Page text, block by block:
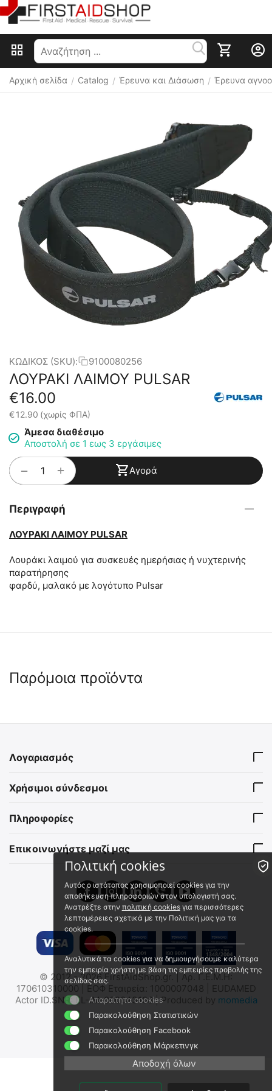
Αρχική σελίδα / Catalog / Έρευνα και Διάσωση / Έρευνα
ΚΩΔΙΚΟΣ (SKU): 9100080256
ΛΟΥΡΑΚΙ ΛΑΙΜΟΥ PULSAR
€16.00
€12.90 (χωρίς ΦΠΑ)
Άμεσα διαθέσιμο
Αποστολή σε 1 εως 3 εργάσιμες
+
− Αγορά
Περιγραφή
ΛΟΥΡΑΚΙ ΛΑΙΜΟΥ PULSAR
Λουράκι λαιμού για συσκευές ημερήσιας ή νυχτερινής
παρατήρησης
φαρδύ, μαλακό με λογότυπο Pulsar
Παρόμοια προϊόντα
Κάλυμμα βροχής για
YUKON DNV Signal RT
Άμεσα διαθέσιμο
εργάσιμες
(χωρίς ΦΠΑ)
Μπαταρία επαναφ. PULSAR
€49.00
€ 39.52
⛟
ΔΑΧΤΥΛΙΔΙ ΠΡΟΣΑΡΜΟΓΗΣ
Thermal Imaging Front
Attachment KRYPTON &
PROTON, PSP-50
9100080404
Άμεσα διαθέσιμο
Αποστολή σε 1 εως 3
(χωρίς ΦΠΑ)
ΙΜΑΝΤΕΣ Vangurds Optic
Guard για Κιάλια
Άμεσα διαθέσιμο
Αποστολή εντός 24 ωρών
€ 19.52
€15.74 (χωρίς ΦΠΑ)
Λογαριασμός
Χρήσιμοι σύνδεσμοι
Πληροφορίες
Επικοινωνήστε μαζί μας
© 2012 - 2026 FirstAidShop.gr. | Αρ. Γ.Ε.Μ.Η:
170610310000 | ΕΟΦ Εταιρεία: 1000007048 | EUDAMED
Actor ID.SNR: EL-IM-000043108 | Produced by momedia
Πολιτική cookies
Αυτός ο ιστότοπος χρησιμοποιεί cookies για την
αποθήκευση πληροφοριών στον υπολογιστή σας.
Ανατρέξτε στην πολιτική cookiesγια περισσότερες
λεπτομέρειες σχετικά με την Πολιτική μας για τα
cookies.
Αναλυτικά τα cookies για να δημιουργήσουμε καλύτερα
την εμπειρία χρήστη με βάση τις εμπειρίες προβολής της
σελίδας σας.
Απαραίτητα cookies
Παρακολούθηση Στατιστικών
Παρακολούθηση Facebook
Παρακολούθηση Μάρκετινγκ
Αποδοχή όλων